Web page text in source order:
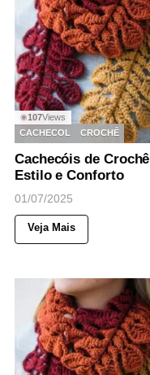
◉107Views
CACHECOL
CROCHÊ
Cachecóis de
Estilo e Conforto
01/07/2025
Veja Mais